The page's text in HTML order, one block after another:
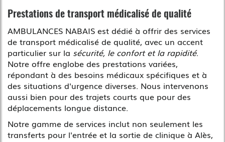
Prestations de transport médicalisé de qualité
AMBULANCES NABAIS est dédié à offrir des services
de transport médicalisé de qualité, avec un accent
particulier sur la sécurité, le confort et la rapidité.
Notre offre englobe des prestations variées,
répondant à des besoins médicaux spécifiques et à
des situations d'urgence diverses. Nous intervenons
aussi bien pour des trajets courts que pour des
déplacements longue distance.
Notre gamme de services inclut non seulement les
transferts pour l'entrée et la sortie de clinique à Alès,